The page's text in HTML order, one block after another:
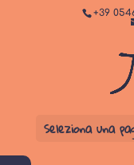
+39
Seleziona una
Dormi